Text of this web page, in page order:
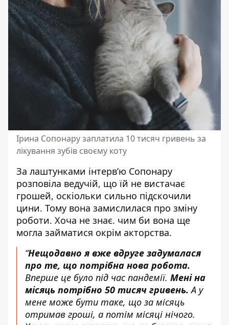
Ірина Сопонару заплатила 10 тисяч гривень за
лікування зубів своєму коту
За лаштунками інтерв’ю Сопонару
розповіла ведучій, що їй не вистачає
грошей, оскіольки сильно підскочили
цини. Тому вона замислилася про зміну
роботи. Хоча не знає. чим би вона ще
могла займатися окрім акторства.
“Нещодавно я вже вдруге задумалася
про те, що потрібна нова робота.
Вперше це було під час пандемії. Мені на
місяць потрібно 50 тисяч гривень. А у
мене може бути таке, що за місяць
отримав гроші, а потім місяці нічого.